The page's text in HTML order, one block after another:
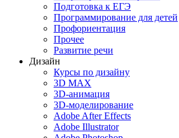
Подготовка к ЕГЭ
Программирование для детей
Профориентация
Прочее
Развитие речи
Дизайн
Курсы по дизайну
3D MAX
3D-анимация
3D-моделирование
Adobe After Effects
Adobe Illustrator